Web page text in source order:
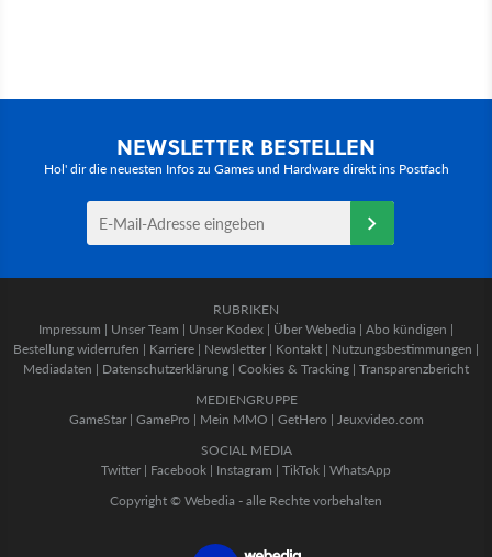
NEWSLETTER BESTELLEN
Hol' dir die neuesten Infos zu Games und Hardware direkt ins Postfach
RUBRIKEN
Impressum | Unser Team | Unser Kodex | Über Webedia | Abo kündigen |
Bestellung widerrufen | Karriere | Newsletter | Kontakt | Nutzungsbestimmungen |
Mediadaten | Datenschutzerklärung | Cookies & Tracking | Transparenzbericht
MEDIENGRUPPE
GameStar| GamePro | Mein MMO | GetHero | Jeuxvideo.com
SOCIAL MEDIA
Twitter | Facebook | Instagram | TikTok | WhatsApp
Copyright © Webedia - alle Rechte vorbehalten